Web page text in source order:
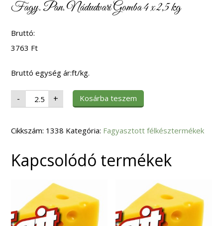
Fagy. Pan. Nádudvari Gomba 4 x 2,5 kg
Bruttó:
3763 Ft
Bruttó egység ár:ft/kg.
- Fagy.
Pan.
Nádudvari
x
+ Kosárba teszem
Cikkszám: 1338 Kategória: Fagyasztott félkésztermékek
Kapcsolódó termékek